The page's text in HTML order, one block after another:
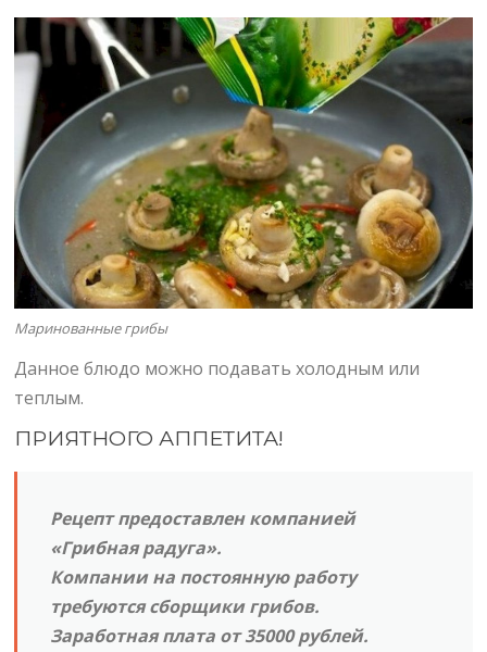
Маринованные грибы
Данное блюдо можно подавать холодным или
теплым.
ПРИЯТНОГО АППЕТИТА!
Рецепт предоставлен компанией
«Грибная радуга».
Компании на постоянную работу
требуются сборщики грибов.
Заработная плата от 35000 рублей.